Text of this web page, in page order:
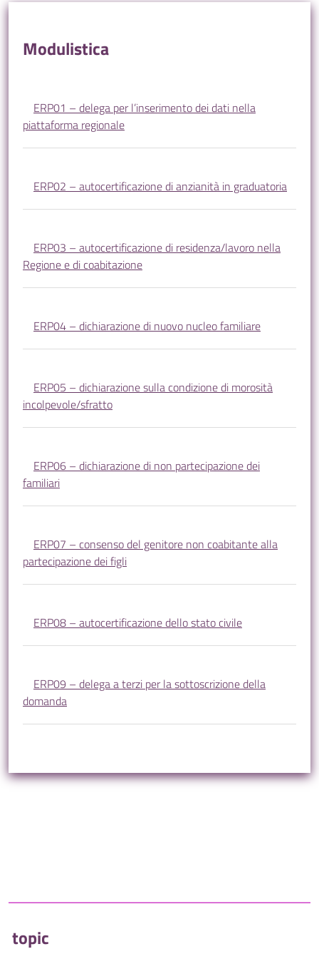
Modulistica
ERP01 – delega per l’inserimento dei dati nella
piattaforma regionale
ERP02 – autocertificazione di anzianità in graduatoria
ERP03 – autocertificazione di residenza/lavoro nella
Regione e di coabitazione
ERP04 – dichiarazione di nuovo nucleo familiare
ERP05 – dichiarazione sulla condizione di morosità
incolpevole/sfratto
ERP06 – dichiarazione di non partecipazione dei
familiari
ERP07 – consenso del genitore non coabitante alla
partecipazione dei figli
ERP08 – autocertificazione dello stato civile
ERP09 – delega a terzi per la sottoscrizione della
domanda
topic